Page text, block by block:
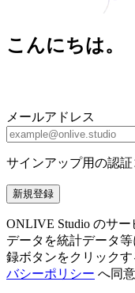
こんにちは。
メールアドレス
サインアップ用の認証
新規登録
ONLIVE Studio のサ
データを統計データ
録ボタンをクリックす
バシーポリシー へ同